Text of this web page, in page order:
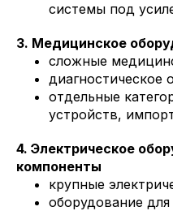
системы под
3. Медицинское
сложные
диагностическое
отдельные
устройств,
4. Электрическое
компоненты
крупные
оборудование для